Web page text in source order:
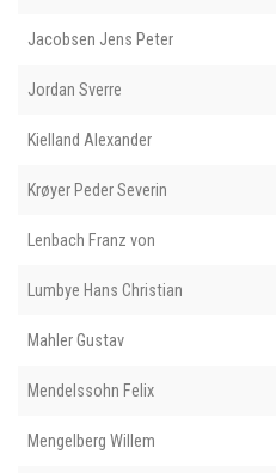
Jacobsen Jens Peter
Jordan Sverre
Kielland Alexander
Krøyer Peder Severin
Lenbach Franz von
Lumbye Hans Christian
Mahler Gustav
Mendelssohn Felix
Mengelberg Willem